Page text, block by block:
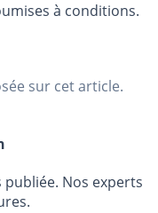
à conditions.
sur cet article.
Nos experts